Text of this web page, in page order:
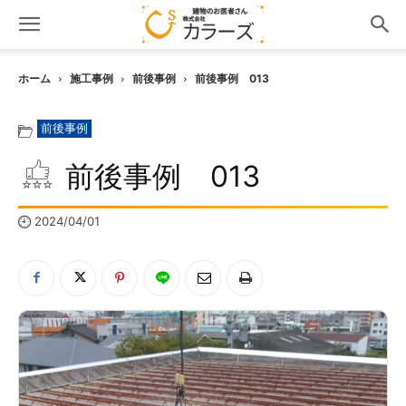
ホーム 施工事例 前後事例 前後事例 013
前後事例
前後事例 013
2024/04/01